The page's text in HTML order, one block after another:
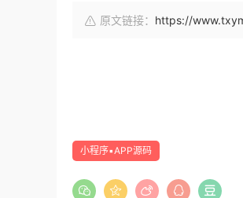
原文链接： https://
小程序▪APP源码